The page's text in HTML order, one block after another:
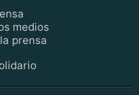
medios
prensa